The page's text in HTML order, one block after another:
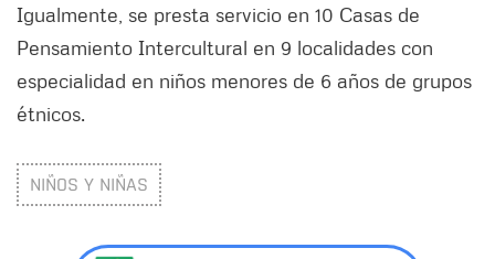
Igualmente, se presta servicio en 10 Casas de
Pensamiento Intercultural en 9 localidades con
especialidad en niños menores de 6 años de grupos
étnicos.
NIÑOS Y NIÑAS